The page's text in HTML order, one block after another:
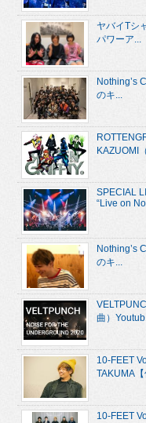
ヤバイTシ
パワーア...
Nothing’s
のキ...
KAZUOMI
SPECIAL
“Live on
Nothing’s
のキ...
曲）
10-FEET
TAKUMA
10-FEET